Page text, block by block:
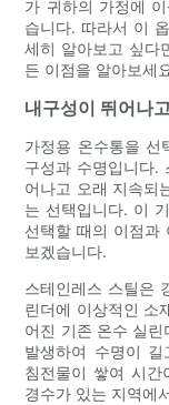
가 귀하의 가정에
습니다. 따라서 이
세히 알아보고 싶다
든 이점을 알아보세
내구성이 뛰어나
가정용 온수통을 선
구성과 수명입니다.
어나고 오래 지속되
는 선택입니다. 이
선택할 때의 이점과
보겠습니다.
스테인레스 스틸은
린더에 이상적인 소
어진 기존 온수 실
발생하여 수명이
침전물이 쌓여 시
경수가 있는 지역에